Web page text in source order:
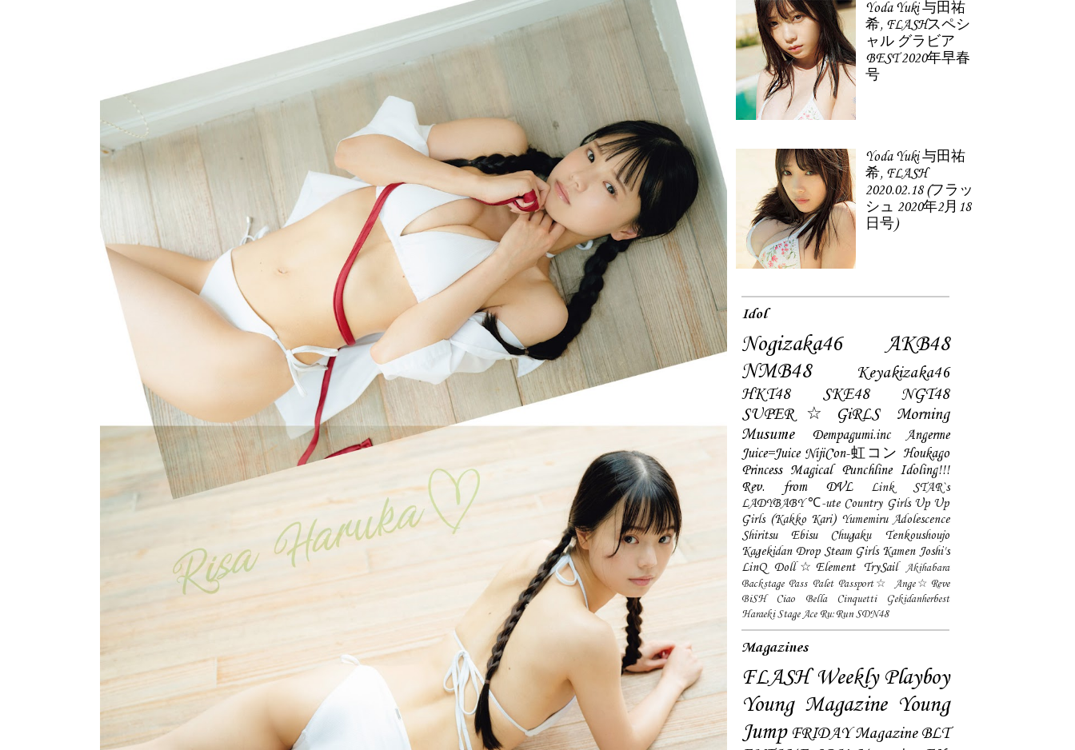
Yoda Yuki 与田祐
希, FLASHスペシ
ャル グラビア
BEST 2020年早春
号
Yoda Yuki 与田祐
希, FLASH
2020.02.18 (フラッ
シュ 2020年2月18
日号)
Idol
Nogizaka46
AKB48
NMB48
Keyakizaka46
HKT48
SKE48
NGT48
SUPER☆GiRLS
Morning
Musume
Dempagumi.inc
Angerme
Juice=Juice NijiCon-虹コン Houkago
Princess Magical Punchline Idoling!!!
Rev. from DVL
Link STAR`s
LADYBABY ℃-ute Country Girls Up Up
Girls (Kakko Kari) Yumemiru Adolescence
Shiritsu Ebisu Chugaku
Tenkoushoujo
Kagekidan Drop Steam Girls Kamen Joshi's
LinQ Doll☆Element TrySail
Akihabara
Backstage Pass Palet Passport☆
Ange☆Reve
BiSH
Ciao Bella Cinquetti
Gekidanherbest
Haraeki Stage Ace Ru:Run SDN48
Magazines
FLASH Weekly Playboy
Young Magazine Young
Jump FRIDAY Magazine BLT